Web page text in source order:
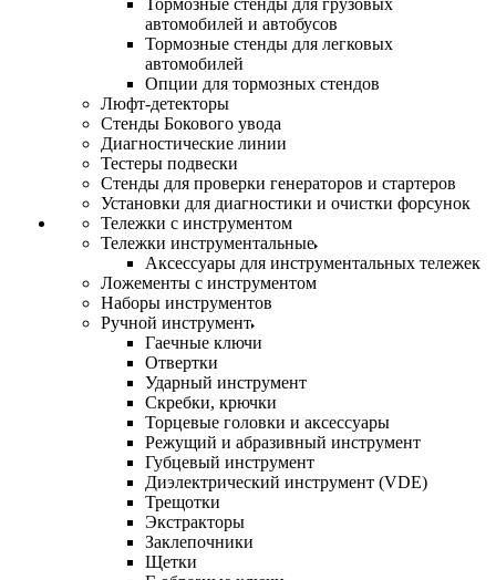
Тормозные стенды для грузовых
автомобилей и автобусов
Тормозные стенды для легковых
автомобилей
Опции для тормозных стендов
Люфт-детекторы
Стенды Бокового увода
Диагностические линии
Тестеры подвески
Стенды для проверки генераторов и стартеров
Установки для диагностики и очистки форсунок
Тележки с инструментом
Тележки инструментальные
Аксессуары для инструментальных тележек
Ложементы с инструментом
Наборы инструментов
Ручной инструмент
Гаечные ключи
Отвертки
Ударный инструмент
Скребки, крючки
Торцевые головки и аксессуары
Режущий и абразивный инструмент
Губцевый инструмент
Диэлектрический инструмент (VDE)
Трещотки
Экстракторы
Заклепочники
Щетки